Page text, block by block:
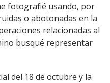
fotografié usando, por
o abotonadas en la
relacionadas al
busqué representar
del 18 de octubre y la